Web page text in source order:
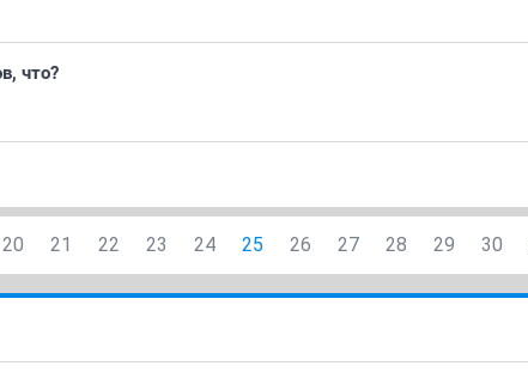
что?
20 21 22 23 24 25 26 27 28 29 30